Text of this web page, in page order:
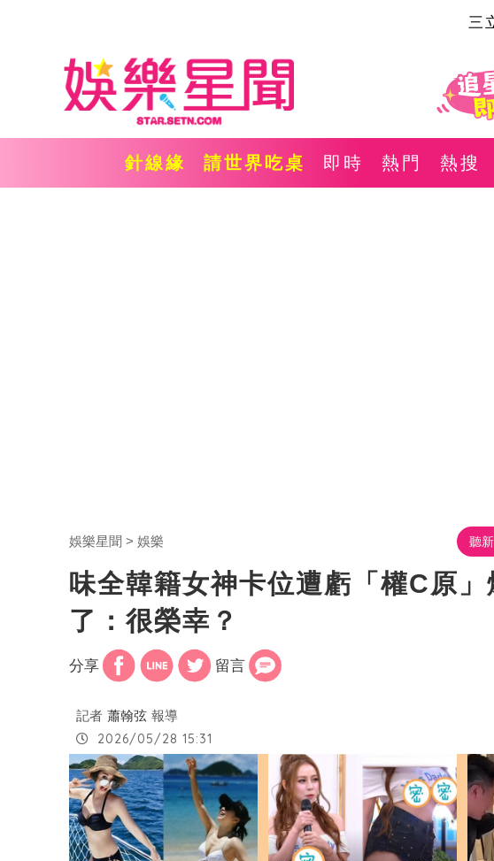
三
針線緣 請世界吃桌 即時 熱門 熱搜
娛樂星聞 娛樂 聽
味全韓籍女神卡位遭虧「權C原
了：很榮幸？
分享 留言
記者 蕭翰弦 報導
2026/05/28 15:31